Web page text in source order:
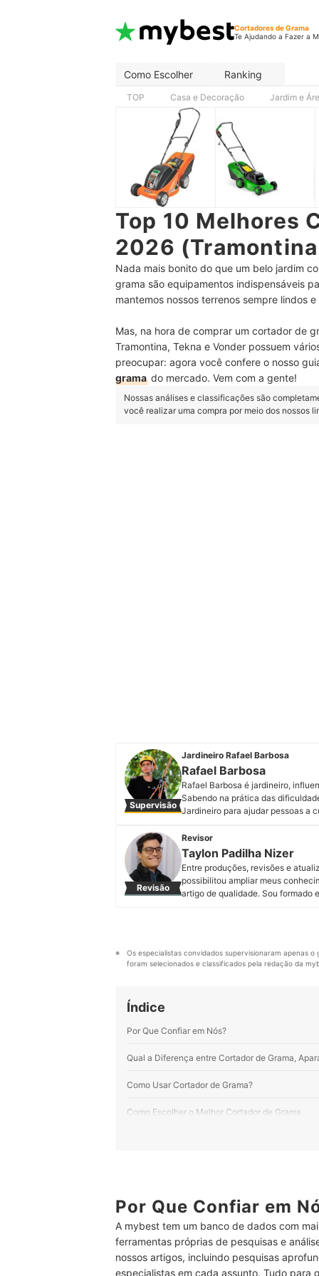
Cortadores de Grama
Te Ajudando a Fazer a
Como Escolher Ranking
TOP Casa e Decoração Jardim e
Top 10 Melhores
2026
Nada mais bonito do que um belo jardim
grama são equipamentos indispensáveis
mantemos nossos terrenos sempre lindos
Mas, na hora de comprar um cortador de
Tramontina, Tekna e Vonder possuem
preocupar: agora você confere o nosso
grama do mercado. Vem com a gente!
Nossas análises e classificações são
você realizar uma compra por meio dos nossos
Supervisão
Jardineiro Rafael Barbosa
Rafael Barbosa
Rafael Barbosa é jardineiro,
Sabendo na prática das
Jardineiro para ajudar pessoas a
também criou um curso para
Instagram, Facebook, Youtube e
Perfil de Rafael Barbosa
Revisão
Revisor
Taylon Padilha Nizer
Entre produções, revisões e
possibilitou ampliar meus
artigo de qualidade. Sou formado
Os especialistas convidados supervisionaram apenas
foram selecionados e classificados pela redação da
Índice
Por Que Confiar em Nós?
Qual a Diferença entre Cortador de Grama,
Como Usar Cortador de Grama?
Como Escolher o Melhor Cortador de Grama
Para Poupar Tempo, Prefira Modelos
4 Para Deixar o Gramado Sempre Baixo,
5 Diferenciais, como Tração ou Trava de
Por Que Confiar em
A mybest tem um banco de dados com
ferramentas próprias de pesquisas e
nossos artigos, incluindo pesquisas
especialistas em cada assunto. Tudo